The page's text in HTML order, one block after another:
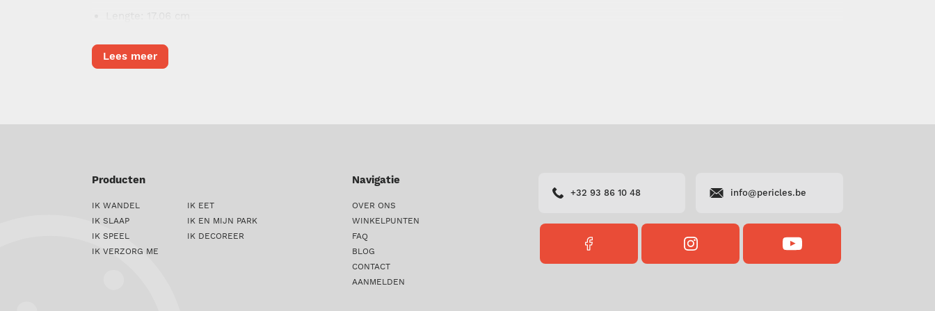
Lees meer
Producten
IK WANDEL
IK SLAAP
IK SPEEL
IK VERZORG ME
IK EET
IK EN MIJN PARK
IK DECOREER
Navigatie
OVER ONS
WINKELPUNTEN
FAQ
BLOG
CONTACT
AANMELDEN
+32 93 86 10 48 info@pericles.be
FACEBOOK
INSTAGRAM
YOUTUBE